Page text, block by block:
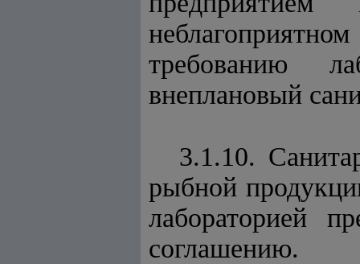
требованию
внеплановый
3.1.10.
рыбной
лабораторией
соглашению.